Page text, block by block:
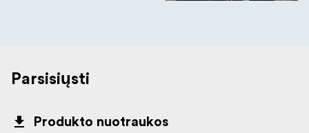
Parsisiųsti
Produkto nuotraukos